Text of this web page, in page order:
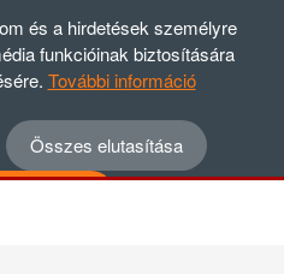
08:00-16:30
Kft.
ÁSZF
Elállási nyilatkozat
és a hirdetések személyre
funkcióinak biztosítására
További információ
Összes elutasítása